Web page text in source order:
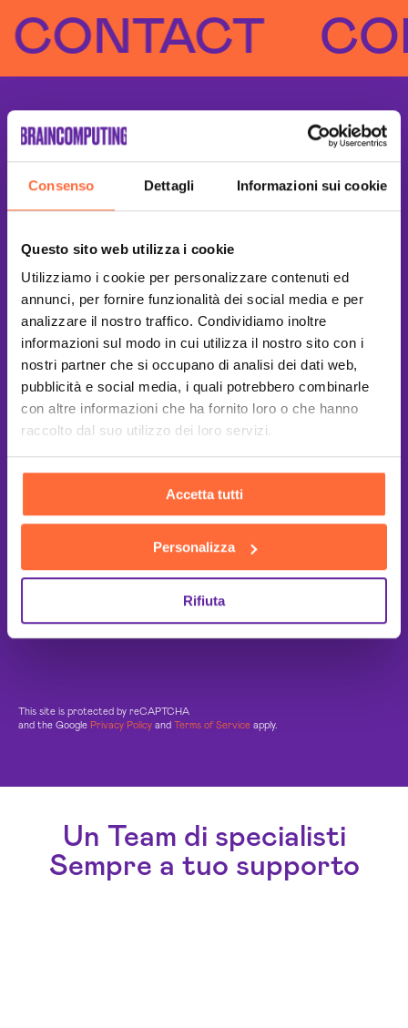
Consenso Dettagli Informazioni sui cookie
Questo sito web utilizza i cookie
Utilizziamo i cookie per personalizzare contenuti ed
annunci, per fornire funzionalità dei social media e per
analizzare il nostro traffico. Condividiamo inoltre
informazioni sul modo in cui utilizza il nostro sito con i
nostri partner che si occupano di analisi dei dati web,
pubblicità e social media, i quali potrebbero combinarle
con altre informazioni che ha fornito loro o che hanno
raccolto dal suo utilizzo dei loro servizi.
Accetta tutti
Personalizza
Rifiuta
This site is protected by reCAPTCHA
and the Google Privacy Policy and Terms of Service apply.
Un Team di specialisti
Sempre a tuo supporto